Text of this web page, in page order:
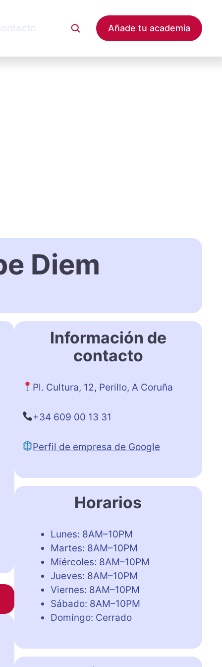
Añade tu academia
Diem
Información de
contacto
Pl. Cultura, 12, Perillo, A Coruña
+34 609 00 13 31
Perfil de empresa de Google
Horarios
Lunes: 8AM–10PM
Martes: 8AM–10PM
Miércoles: 8AM–10PM
Jueves: 8AM–10PM
Viernes: 8AM–10PM
Sábado: 8AM–10PM
Domingo: Cerrado